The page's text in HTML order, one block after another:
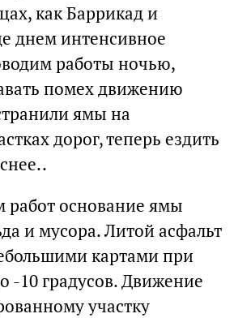
как Баррикад и
днем интенсивное
работы ночью,
помех движению
ямы на
дорог, теперь ездить
работ основание ямы
и мусора. Литой асфальт
картами при
-10 градусов. Движение
участку